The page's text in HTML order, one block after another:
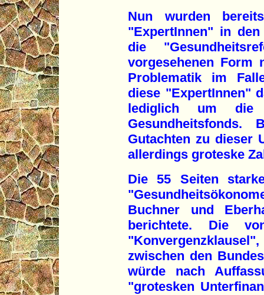
Nun wurden
"ExpertInnen" in
die
vorgesehenen Form
Problematik im
diese "ExpertInnen"
lediglich um die
Gutachten zu dieser
allerdings groteske
Die 55 Seiten
Buchner und
berichtete. Die
zwischen den
würde nach
"grotesken